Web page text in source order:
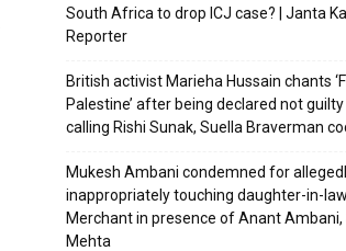
South Africa to drop ICJ case? | Janta Ka
Reporter
British activist Marieha Hussain chants
Palestine’ after being declared not
calling Rishi Sunak, Suella Braverman
Mukesh Ambani condemned for
inappropriately touching daughter-in-
Merchant in presence of Anant Ambani,
Mehta